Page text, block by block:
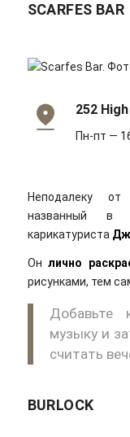
SCARFES BAR
252
Пн-пт —
Неподалеку от
названный в
карикатуриста
Онлично
рисунками, тем
Добавьте
музыку и
считать
BURLOCK